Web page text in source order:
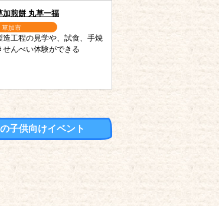
加煎餅 丸草一福
草加市
造工程の見学や、試食、手焼
せんべい体験ができる
子供向けイベント